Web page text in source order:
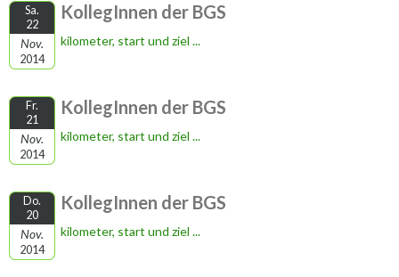
Sa.
22
Nov.
2014
KollegInnen der BGS
kilometer, start und ziel ...
Fr.
21
Nov.
2014
KollegInnen der BGS
kilometer, start und ziel ...
Do.
20
Nov.
2014
KollegInnen der BGS
kilometer, start und ziel ...